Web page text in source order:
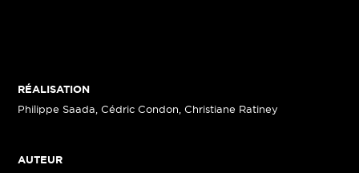
RÉALISATION
Philippe Saada, Cédric Condon, Christiane Ratiney
AUTEUR